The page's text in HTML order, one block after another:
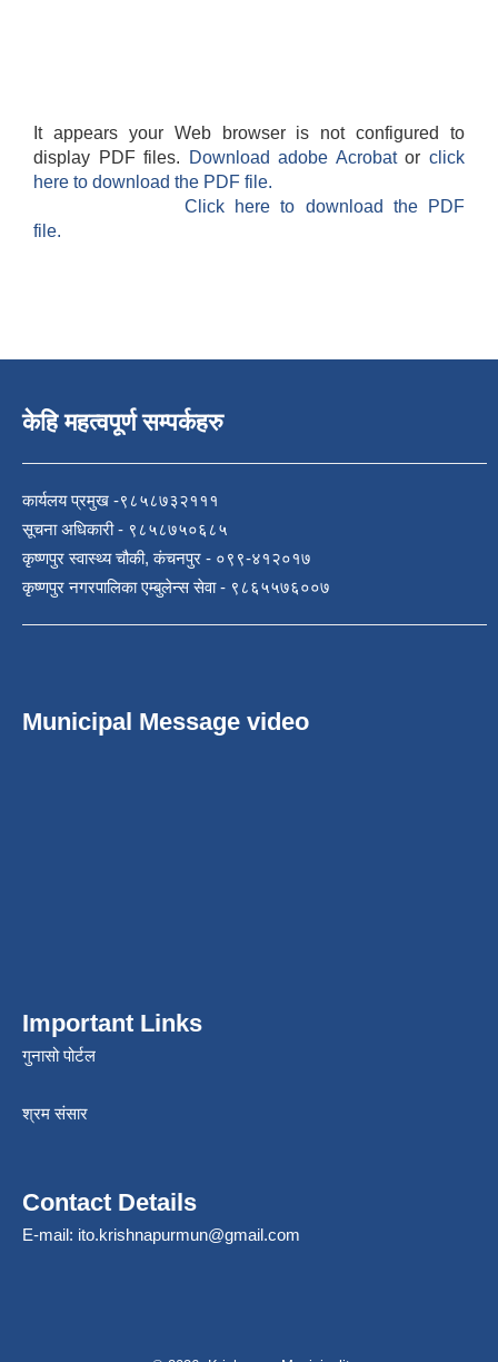
It appears your Web browser is not configured to
display PDF files.
Download adobe Acrobatorclick
here to download the PDF file.
Click here to download the PDF
file.
केहि महत्वपूर्ण सम्पर्कहरु
कार्यलय प्रमुख -९८५८७३२१११
सूचना अधिकारी - ९८५८७५०६८५
कृष्णपुर स्वास्थ्य चौकी, कंचनपुर - ०९९-४१२०१७
कृष्णपुर नगरपालिका एम्बुलेन्स सेवा - ९८६५५७६००७
Municipal Message video
Important Links
गुनासो पोर्टल
श्रम संसार
Contact Details
E-mail: ito.krishnapurmun@gmail.com